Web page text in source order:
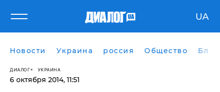
UA
Новости Украина россия Общество
ДИАЛОГ УКРАИНА
6 октября 2014, 11:51